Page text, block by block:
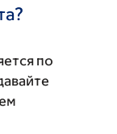
по